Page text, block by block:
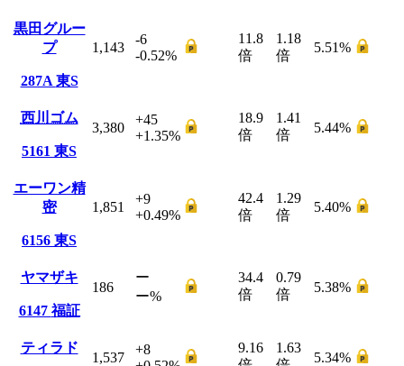
黒田グルー
プ
287A 東S
1,143
-6
-0.52%
11.8
倍
1.18
倍
5.51%
西川ゴム
5161 東S
3,380
+45
+1.35%
18.9
倍
1.41
倍
5.44%
エーワン精
密
6156 東S
1,851
+9
+0.49%
42.4
倍
1.29
倍
5.40%
ヤマザキ
6147福証
186
ー
ー%
34.4
倍
0.79
倍
5.38%
ティラド
1,537
+8
9.16
1.63
5.34%